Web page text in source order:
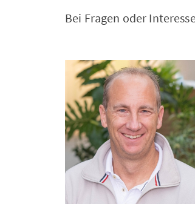
Bei Fragen oder